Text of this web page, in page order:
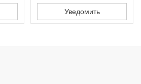
Уведомить